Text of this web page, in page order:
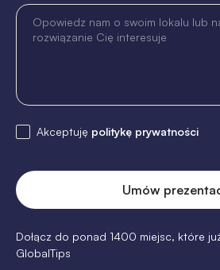
Akceptuję politykę prywatności
Dołącz do ponad 1400 miejsc, które
GlobalTips